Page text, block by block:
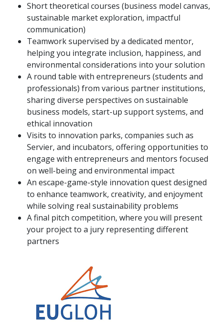
Short theoretical courses (business model canvas,
sustainable market exploration, impactful
communication)
Teamwork supervised by a dedicated mentor,
helping you integrate inclusion, happiness, and
environmental considerations into your solution
A round table with entrepreneurs (students and
professionals) from various partner institutions,
sharing diverse perspectives on sustainable
business models, start-up support systems, and
ethical innovation
Visits to innovation parks, companies such as
Servier, and incubators, offering opportunities to
engage with entrepreneurs and mentors focused
on well-being and environmental impact
An escape-game-style innovation quest designed
to enhance teamwork, creativity, and enjoyment
while solving real sustainability problems
A final pitch competition, where you will present
your project to a jury representing different
partners